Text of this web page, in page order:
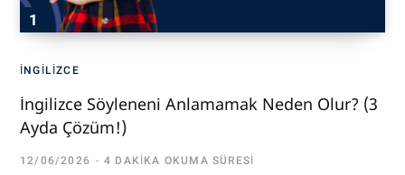
İNGILIZCE
İngilizce Söyleneni Anlamamak Neden Olur? (3
Ayda Çözüm!)
12/06/2026 4 DAKIKA OKUMA SÜRESI